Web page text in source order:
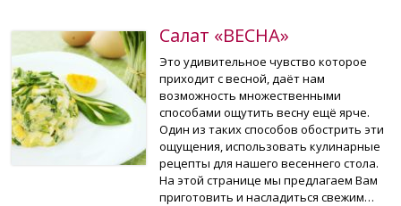
Салат «ВЕСНА»
Это удивительное чувство которое
приходит с весной, даёт нам
возможность множественными
способами ощутить весну ещё ярче.
Один из таких способов обострить эти
ощущения, использовать кулинарные
рецепты для нашего весеннего стола.
На этой странице мы предлагаем Вам
приготовить и насладиться свежим…